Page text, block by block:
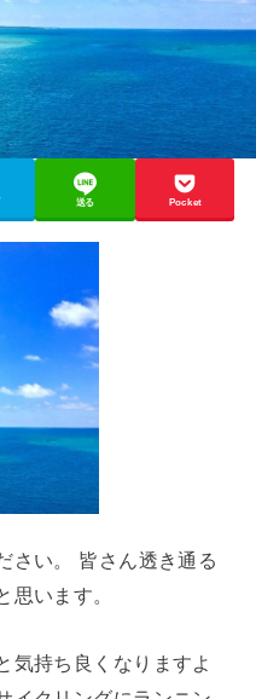
送る Pocket
さい。 皆さん透き通る
思います。
気持ち良くなりますよ